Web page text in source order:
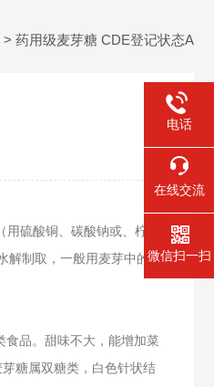
> 药用级麦芽糖 CDE登记状态A
用硫酸铜 碳酸钠或
柠檬
解制取，一般用麦芽中的酶
品。甜味不大，能增加菜
糖属双糖类，白色针状结
电话
在线交流
微信扫一扫